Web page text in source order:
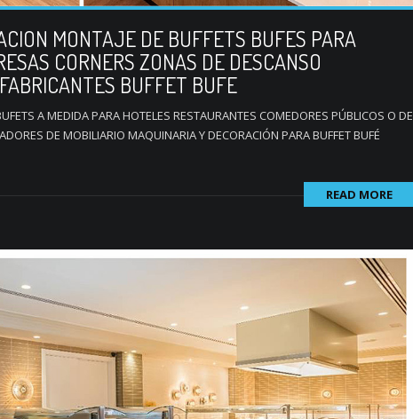
MONTAJE DE BUFFETS BUFES PARA
CORNERS ZONAS DE DESCANSO
BUFFET BUFE
A MEDIDA PARA HOTELES RESTAURANTES COMEDORES PÚBLICOS O DE
DE MOBILIARIO MAQUINARIA Y DECORACIÓN PARA BUFFET BUFÉ
READ MORE